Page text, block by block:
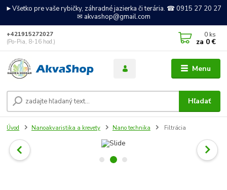
►Všetko pre vaše rybičky, záhradné jazierka či terária. ☎ 0915 27 20 27
✉ akvashop@gmail.com
Menu
Hľadať
+421915272027
(Po-Pia, 8-16 hod.)
0 ks
za 0 €
Úvod Nanoakvaristika a krevety Nano technika Filtrácia